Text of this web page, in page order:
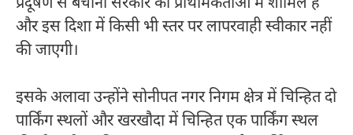
और इस दिशा में किसी भी स्तर पर लापरवाही स्वीकार नहीं
की जाएगी।
इसके अलावा उन्होंने सोनीपत नगर निगम क्षेत्र में चिन्हित दो
पार्किंग स्थलों और खरखौदा में चिन्हित एक पार्किंग स्थल